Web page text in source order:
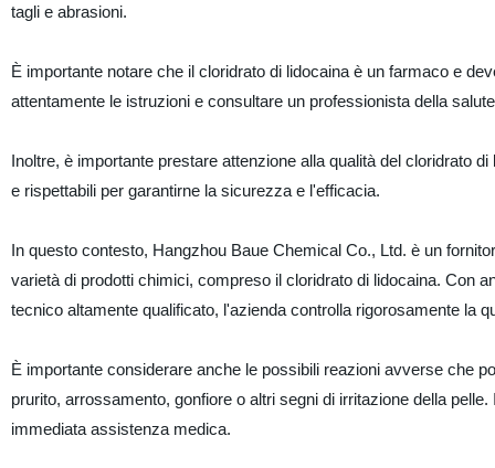
tagli e abrasioni.
È importante notare che il cloridrato di lidocaina è un farmaco e
attentamente le istruzioni e consultare un professionista della
Inoltre, è importante prestare attenzione alla qualità del cloridrato
e rispettabili per garantirne la sicurezza e l'efficacia.
In questo contesto, Hangzhou Baue Chemical Co., Ltd. è un
varietà di prodotti chimici, compreso il cloridrato di lidocaina. Con
tecnico altamente qualificato, l'azienda controlla rigorosamente la
È importante considerare anche le possibili reazioni avverse che
prurito, arrossamento, gonfiore o altri segni di irritazione della
immediata assistenza medica.